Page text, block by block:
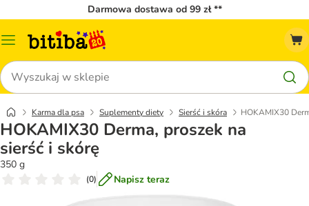
Darmowa dostawa od 99 zł **
Menu
Szukaj
Karma dla psa Suplementy diety Sierść i skóra HOKAMIX30
HOKAMIX30 Derma, proszek na
sierść i skórę
350 g
(0) Napisz teraz